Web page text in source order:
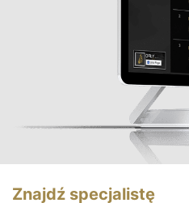
Znajdź specjalistę